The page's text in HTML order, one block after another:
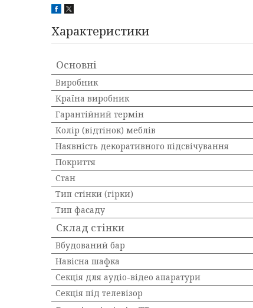
Характеристики
Основні
Виробник
Країна виробник
Гарантійний термін
Колір (відтінок) меблів
Наявність декоративного підсвічування
Покриття
Стан
Тип стінки (гірки)
Тип фасаду
Склад стінки
Вбудований бар
Навісна шафка
Секція для аудіо-відео апаратури
Секція під телевізор